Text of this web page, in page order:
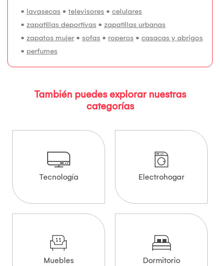
• lavasecas • televisores • celulares
• zapatillas deportivas • zapatillas urbanas
• zapatos mujer • sofas • roperos • casacas y abrigos
• perfumes
También puedes explorar nuestras
categorías
Tecnología Electrohogar
Muebles Dormitorio